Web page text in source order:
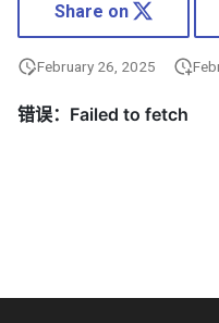
Share on
February 26, 2025